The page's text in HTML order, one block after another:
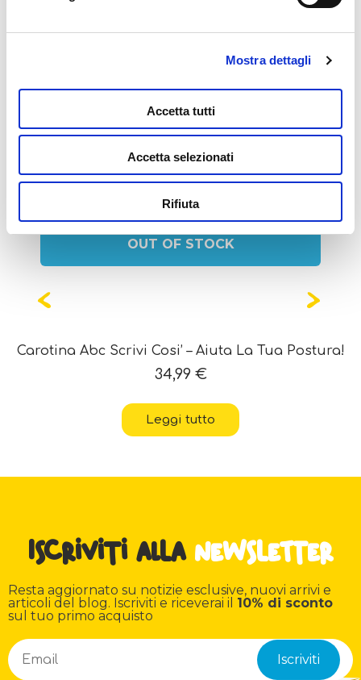
Mostra dettagli
Accetta tutti
Accetta selezionati
Rifiuta
Potrebbe interessarti
anche...
OUT OF STOCK
Carotina Abc Scrivi Cosi’ – Aiuta La Tua Postura!
34,99 €
Leggi tutto
Iscriviti alla newsletter
Resta aggiornato su notizie esclusive, nuovi arrivi e
articoli del blog. Iscriviti e riceverai il 10% di sconto
sul tuo primo acquisto